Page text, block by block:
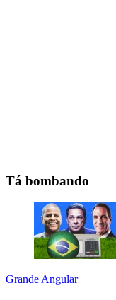
Tá bombando
Grande Angular